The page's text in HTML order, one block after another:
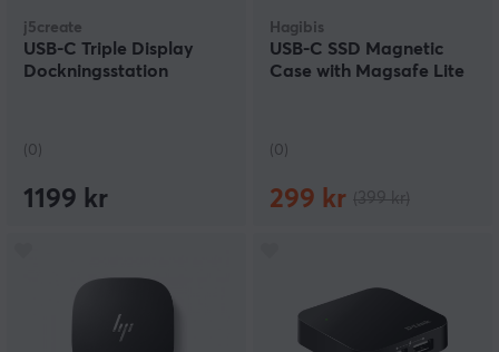
j5create
USB-C Triple Display
Dockningsstation
(0)
1199 kr
Hagibis
USB-C SSD Magnetic
Case with Magsafe Lite
(0)
299 kr